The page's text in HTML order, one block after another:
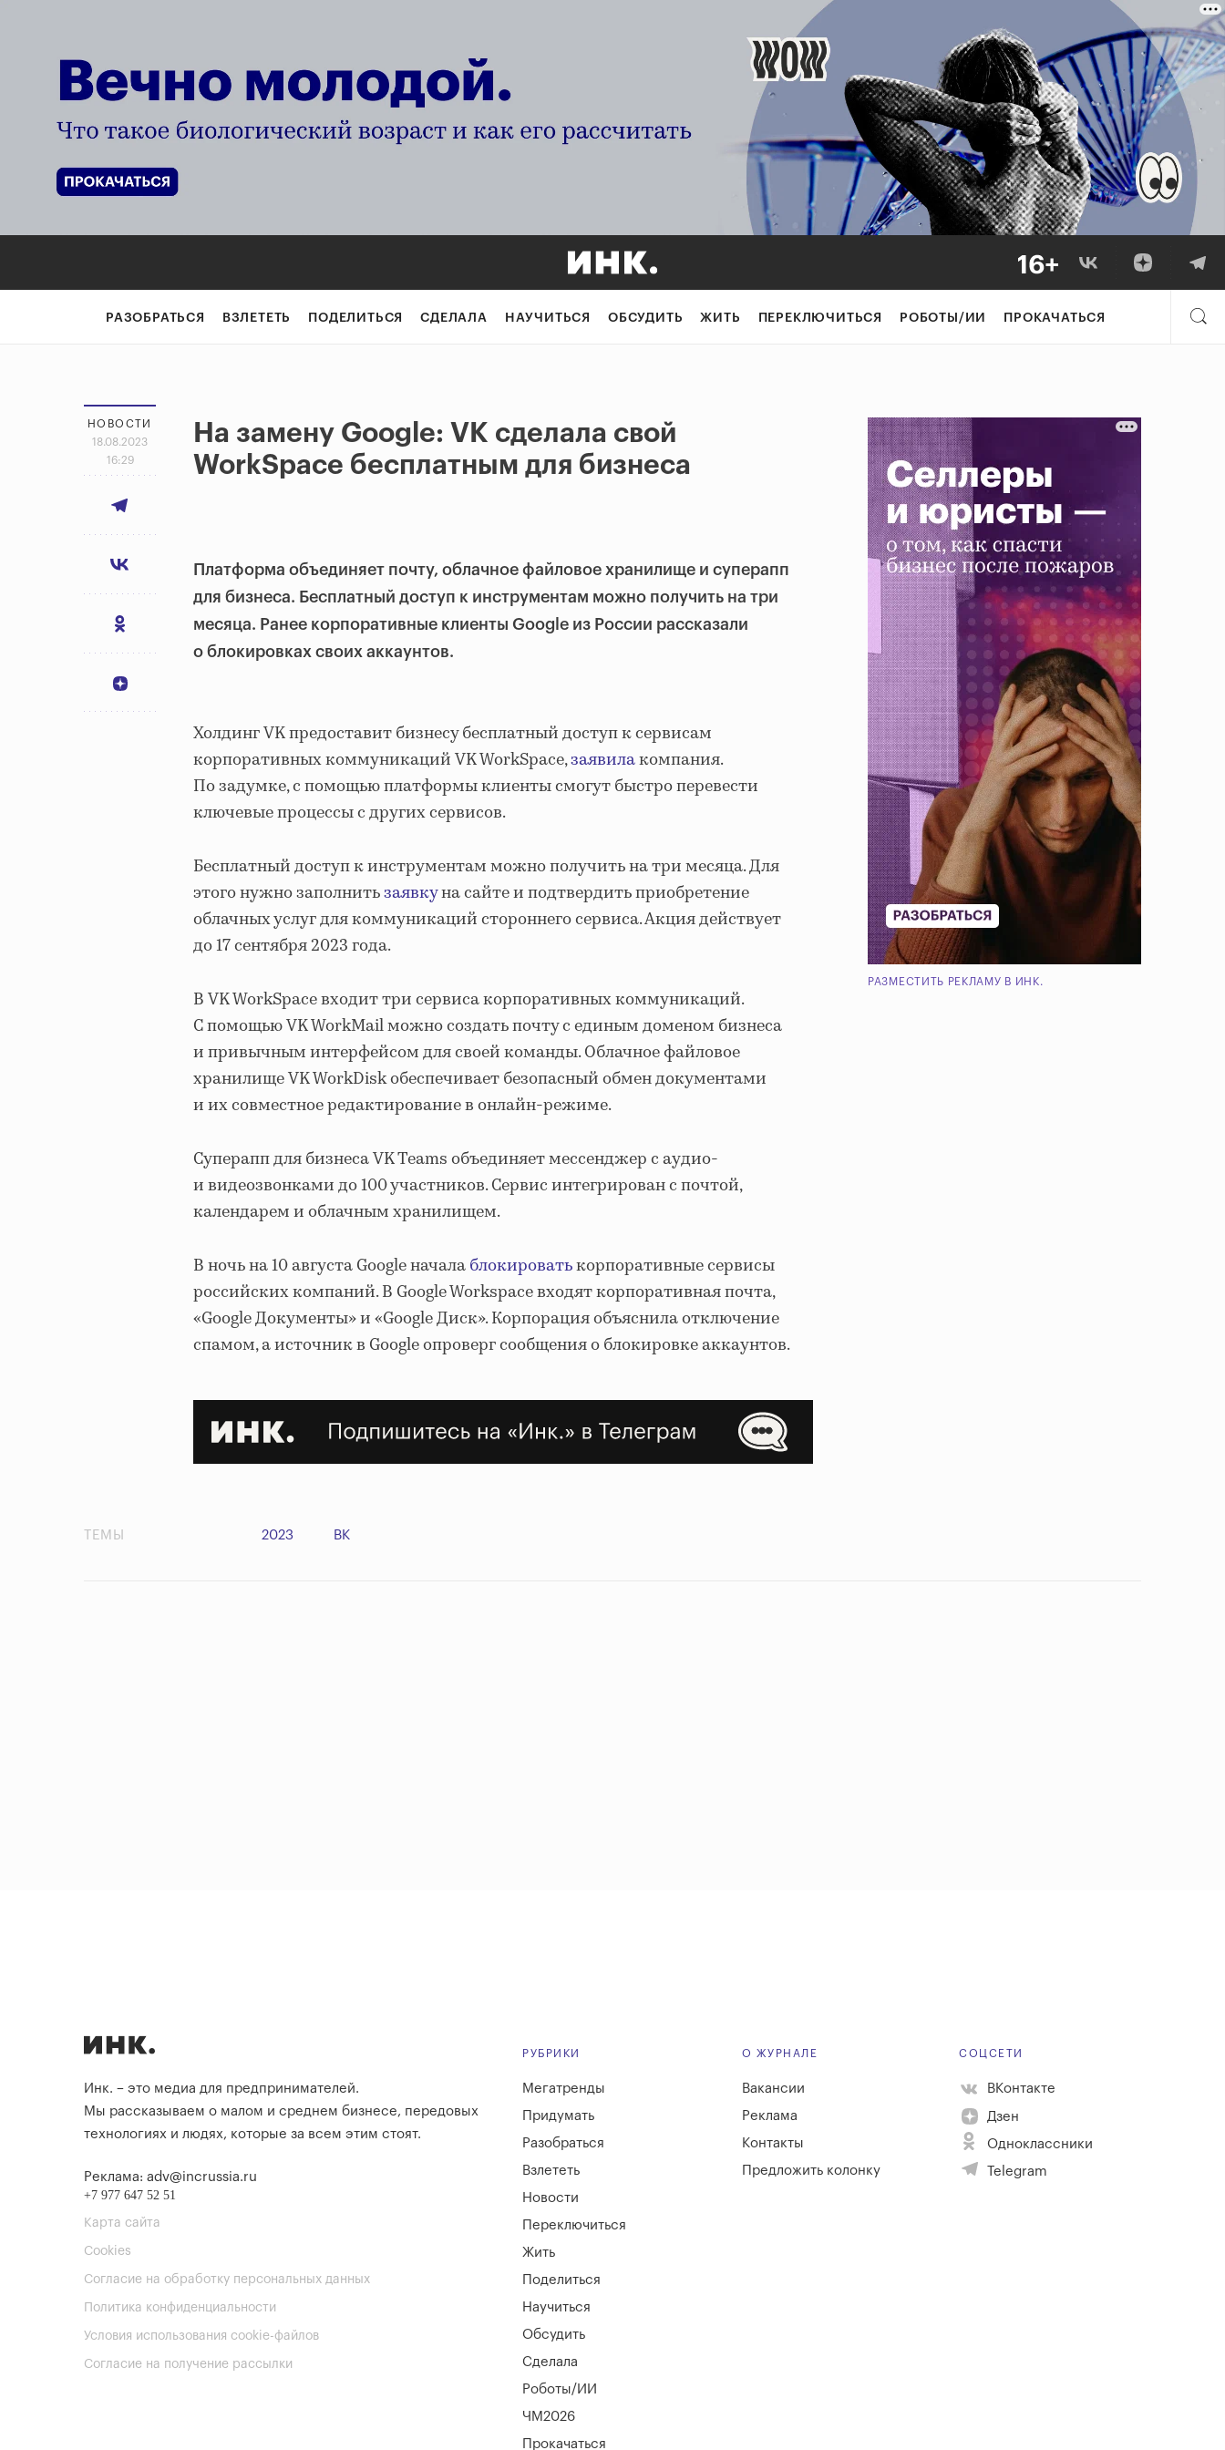
РАЗОБРАТЬСЯ ВЗЛЕТЕТЬ ПОДЕЛИТЬСЯ СДЕЛАЛА НАУЧИТЬСЯ ОБСУДИТЬ ЖИТЬ ПЕРЕКЛЮЧИТЬСЯ РОБОТЫ/ИИ ПРОКАЧАТЬСЯ
НОВОСТИ
18.08.2023
16:29
На замену Google: VK сделала свой
WorkSpace бесплатным для бизнеса
Платформа объединяет почту, облачное файловое хранилище и суперапп
для бизнеса. Бесплатный доступ к инструментам можно получить на три
месяца. Ранее корпоративные клиенты Google из России рассказали
о блокировках своих аккаунтов.
Холдинг VK предоставит бизнесу бесплатный доступ к сервисам
корпоративных коммуникаций VK WorkSpace,заявилакомпания.
По задумке, с помощью платформы клиенты смогут быстро перевести
ключевые процессы с других сервисов.
Бесплатный доступ к инструментам можно получить на три месяца. Для
этого нужно заполнитьзаявкуна сайте и подтвердить приобретение
облачных услуг для коммуникаций стороннего сервиса. Акция действует
до 17 сентября 2023 года.
В VK WorkSpace входит три сервиса корпоративных коммуникаций.
С помощью VK WorkMail можно создать почту с единым доменом бизнеса
и привычным интерфейсом для своей команды. Облачное файловое
хранилище VK WorkDisk обеспечивает безопасный обмен документами
и их совместное редактирование в онлайн-режиме.
Суперапп для бизнеса VK Teams объединяет мессенджер с аудио-
и видеозвонками до 100 участников. Сервис интегрирован с почтой,
календарем и облачным хранилищем.
В ночь на 10 августа Google началаблокироватькорпоративные сервисы
российских компаний. В Google Workspace входят корпоративная почта,
«Google Документы» и «Google Диск». Корпорация объяснила отключение
спамом, а источник в Google опроверг сообщения о блокировке аккаунтов.
РАЗМЕСТИТЬ РЕКЛАМУ В ИНК.
ТЕМЫ 2023 ВК
Инк. – это медиа для предпринимателей.
Мы рассказываем о малом и среднем бизнесе, передовых
технологиях и людях, которые за всем этим стоят.
Реклама: adv@incrussia.ru
+7 977 647 52 51
Карта сайта
Cookies
Согласие на обработку персональных данных
Политика конфиденциальности
Условия использования cookie-файлов
Согласие на получение рассылки
РУБРИКИ
Мегатренды
Придумать
Разобраться
Взлететь
Новости
Переключиться
Жить
Поделиться
Научиться
Обсудить
Сделала
Роботы/ИИ
ЧМ2026
Прокачаться
О ЖУРНАЛЕ
Вакансии
Реклама
Контакты
Предложить колонку
СОЦСЕТИ
ВКонтакте
Дзен
Одноклассники
Telegram